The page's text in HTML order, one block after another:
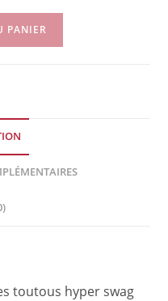
PANIER
toutous hyper swag